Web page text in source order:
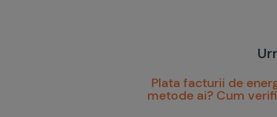
Plata facturii de
metode ai? Cum